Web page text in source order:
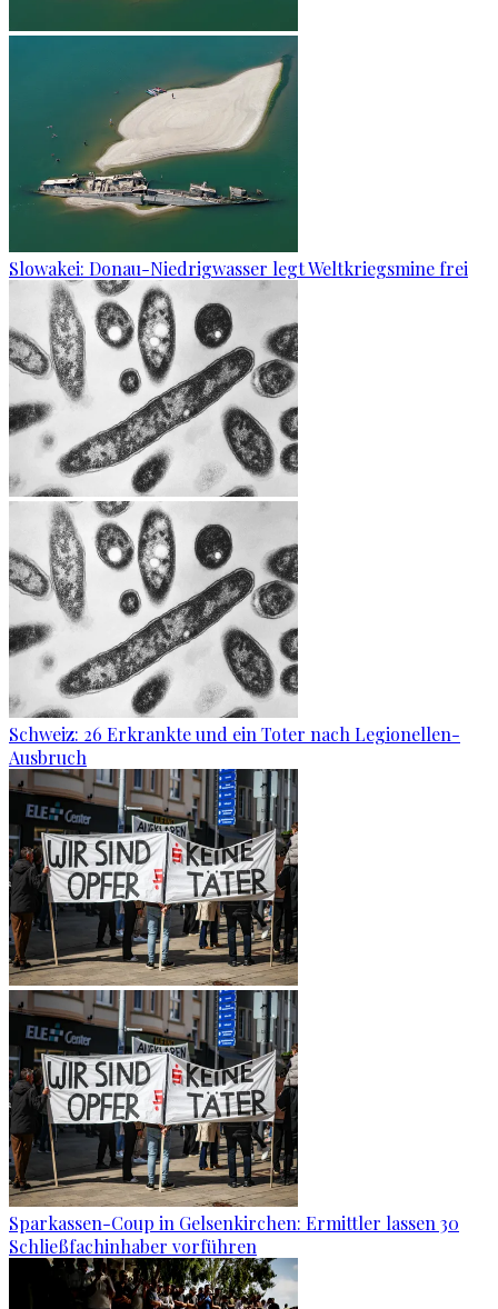
Slowakei: Donau-Niedrigwasser legt Weltkriegsmine frei
Schweiz: 26 Erkrankte und ein Toter nach Legionellen-
Ausbruch
Sparkassen-Coup in Gelsenkirchen: Ermittler lassen 30
Schließfachinhaber vorführen